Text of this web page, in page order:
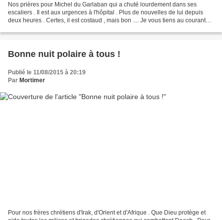
Nos prières pour Michel du Garlaban qui a chuté lourdement dans ses
escaliers . Il est aux urgences à l'hôpital . Plus de nouvelles de lui depuis
deux heures . Certes, il est costaud , mais bon .... Je vous tiens au courant
Bonne nuit polaire à tous !
Publié le 11/08/2015 à 20:19
Par Mortimer
Pour nos frères chrétiens d'Irak, d'Orient et d'Afrique . Que Dieu protège et